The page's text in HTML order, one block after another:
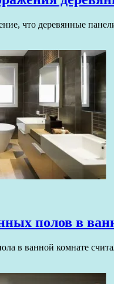
что деревянные
полов в
в ванной комнате